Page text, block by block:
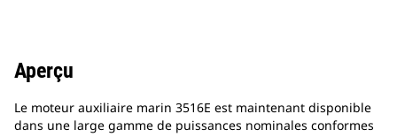
Aperçu
Le moteur auxiliaire marin 3516E est maintenant disponible
dans une large gamme de puissances nominales conformes